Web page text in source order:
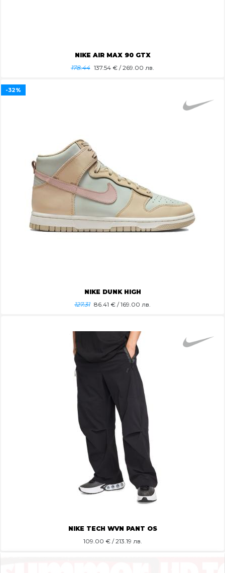
NIKE AIR MAX 90 GTX
178.44 137.54 € / 269.00 лв.
NIKE DUNK HIGH
127.31 86.41 € / 169.00 лв.
-32%
NIKE TECH WVN PANT OS
109.00 € / 213.19 лв.